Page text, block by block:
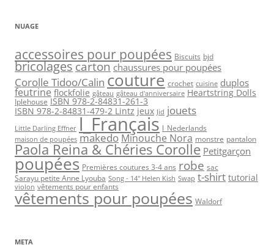
NUAGE
accessoires pour poupées Biscuits bjd
bricolagescarton chaussures pour poupées
Corolle Tidoo/Calin couture crochet cuisine duplos
feutrine flockfolie gâteau gâteau d'anniversaire Heartstring Dolls
Iplehouse ISBN 978-2-84831-261-3
ISBN 978-2-84831-479-2 Lintz jeux Jid jouets
Little Darling Effner l_Français l_Nederlands
maison de poupées makedo Minouche Nora monstre pantalon
Paola Reina & Chéries Corolle Petitgarçon
poupées Premières coutures 3-4 ans robe sac
Sarayu petite Anne Lyouba Song - 14" Helen Kish Swap t-shirt tutorial
violon vêtements pour enfants
vêtements pour poupées Waldorf
META